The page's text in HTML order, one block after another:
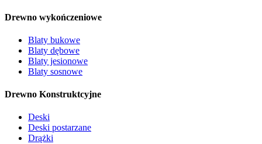
Drewno wykończeniowe
Blaty bukowe
Blaty dębowe
Blaty jesionowe
Blaty sosnowe
Drewno Konstruktcyjne
Deski
Deski postarzane
Drążki